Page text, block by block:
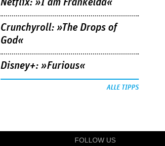
Netflix: »I am Frankelda«
Crunchyroll: »The Drops of
God«
Disney+: »Furious«
ALLE TIPPS
FOLLOW US